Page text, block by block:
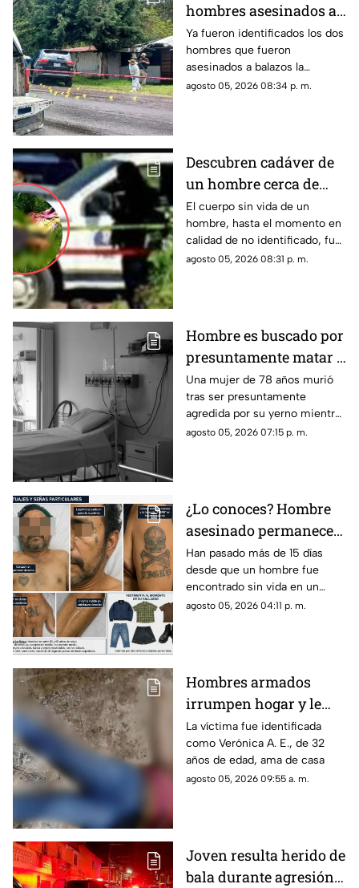
hombres asesinados a
balazos en Santa Clara
del Cobre
Ya fueron identificados los dos
hombres que fueron
asesinados a balazos la
mañana de este miércoles
municipio de Salvador
Escalante.
agosto 05, 2026 08:34 p. m.
Descubren cadáver de
un hombre cerca de
una escuela en
Apatzingán,
Michoacán
El cuerpo sin vida de un
hombre, hasta el momento en
calidad de no identificado, fue
localizado la tarde de este
agosto 05, 2026 08:31 p. m.
Hombre es buscado por
presuntamente matar a
su suegra mientras
estaba hospitalizada
Una mujer de 78 años murió
tras ser presuntamente
agredida por su yerno mientras
permanecía internada en un
agosto 05, 2026 07:15 p. m.
¿Lo conoces? Hombre
asesinado permanece
más de 15 días sin ser
identificado en la
morgue de Morelia
Han pasado más de 15 días
desde que un hombre fue
encontrado sin vida en un
predio baldío de la colonia
el Servicio Médico Forense en
espera de que algún familiar
reclame sus restos.
agosto 05, 2026 04:11 p. m.
Hombres armados
irrumpen hogar y le
quitan la vida a ama de
casa en Michoacán
La víctima fue identificada
como Verónica A. E., de 32
años de edad, ama de casa
agosto 05, 2026 09:55 a. m.
Joven resulta herido de
bala durante agresión